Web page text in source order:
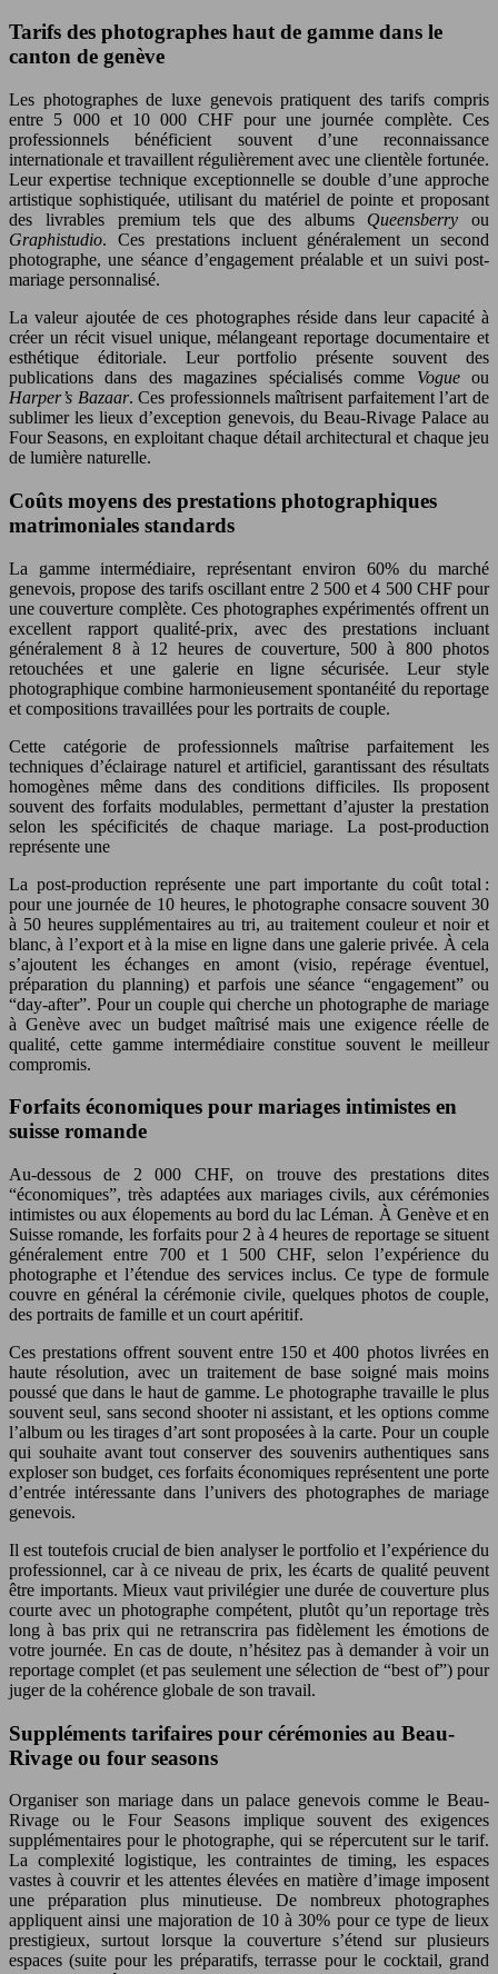
Tarifs des photographes haut de gamme dans le
canton de genève
Les photographes de luxe genevois pratiquent des tarifs compris
entre 5 000 et 10 000 CHF pour une journée complète. Ces
professionnels bénéficient souvent d’une reconnaissance
internationale et travaillent régulièrement avec une clientèle fortunée.
Leur expertise technique exceptionnelle se double d’une approche
artistique sophistiquée, utilisant du matériel de pointe et proposant
des livrables premium tels que des albums Queensberry ou
Graphistudio. Ces prestations incluent généralement un second
photographe, une séance d’engagement préalable et un suivi post-
mariage personnalisé.
La valeur ajoutée de ces photographes réside dans leur capacité à
créer un récit visuel unique, mélangeant reportage documentaire et
esthétique éditoriale. Leur portfolio présente souvent des
publications dans des magazines spécialisés comme Vogueou
Harper’s Bazaar. Ces professionnels maîtrisent parfaitement l’art de
sublimer les lieux d’exception genevois, du Beau-Rivage Palace au
Four Seasons, en exploitant chaque détail architectural et chaque jeu
de lumière naturelle.
Coûts moyens des prestations photographiques
matrimoniales standards
La gamme intermédiaire, représentant environ 60% du marché
genevois, propose des tarifs oscillant entre 2 500 et 4 500 CHF pour
une couverture complète. Ces photographes expérimentés offrent un
excellent rapport qualité-prix, avec des prestations incluant
généralement 8 à 12 heures de couverture, 500 à 800 photos
retouchées et une galerie en ligne sécurisée. Leur style
photographique combine harmonieusement spontanéité du reportage
et compositions travaillées pour les portraits de couple.
Cette catégorie de professionnels maîtrise parfaitement les
techniques d’éclairage naturel et artificiel, garantissant des résultats
homogènes même dans des conditions difficiles. Ils proposent
souvent des forfaits modulables, permettant d’ajuster la prestation
selon les spécificités de chaque mariage. La post-production
représente une
La post-production représente une part importante du coût total :
pour une journée de 10 heures, le photographe consacre souvent 30
à 50 heures supplémentaires au tri, au traitement couleur et noir et
blanc, à l’export et à la mise en ligne dans une galerie privée. À cela
s’ajoutent les échanges en amont (visio, repérage éventuel,
préparation du planning) et parfois une séance “engagement” ou
“day-after”. Pour un couple qui cherche un photographe de mariage
à Genève avec un budget maîtrisé mais une exigence réelle de
qualité, cette gamme intermédiaire constitue souvent le meilleur
compromis.
Forfaits économiques pour mariages intimistes en
suisse romande
Au-dessous de 2 000 CHF, on trouve des prestations dites
“économiques”, très adaptées aux mariages civils, aux cérémonies
intimistes ou aux élopements au bord du lac Léman. À Genève et en
Suisse romande, les forfaits pour 2 à 4 heures de reportage se situent
généralement entre 700 et 1 500 CHF, selon l’expérience du
photographe et l’étendue des services inclus. Ce type de formule
couvre en général la cérémonie civile, quelques photos de couple,
des portraits de famille et un court apéritif.
Ces prestations offrent souvent entre 150 et 400 photos livrées en
haute résolution, avec un traitement de base soigné mais moins
poussé que dans le haut de gamme. Le photographe travaille le plus
souvent seul, sans second shooter ni assistant, et les options comme
l’album ou les tirages d’art sont proposées à la carte. Pour un couple
qui souhaite avant tout conserver des souvenirs authentiques sans
exploser son budget, ces forfaits économiques représentent une porte
d’entrée intéressante dans l’univers des photographes de mariage
genevois.
Il est toutefois crucial de bien analyser le portfolio et l’expérience du
professionnel, car à ce niveau de prix, les écarts de qualité peuvent
être importants. Mieux vaut privilégier une durée de couverture plus
courte avec un photographe compétent, plutôt qu’un reportage très
long à bas prix qui ne retranscrira pas fidèlement les émotions de
votre journée. En cas de doute, n’hésitez pas à demander à voir un
reportage complet (et pas seulement une sélection de “best of”) pour
juger de la cohérence globale de son travail.
Suppléments tarifaires pour cérémonies au Beau-
Rivage ou four seasons
Organiser son mariage dans un palace genevois comme le Beau-
Rivage ou le Four Seasons implique souvent des exigences
supplémentaires pour le photographe, qui se répercutent sur le tarif.
La complexité logistique, les contraintes de timing, les espaces
vastes à couvrir et les attentes élevées en matière d’image imposent
une préparation plus minutieuse. De nombreux photographes
appliquent ainsi une majoration de 10 à 30% pour ce type de lieux
prestigieux, surtout lorsque la couverture s’étend sur plusieurs
espaces (suite pour les préparatifs, terrasse pour le cocktail, grand